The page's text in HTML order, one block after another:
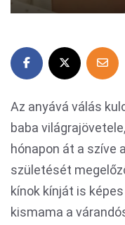
Az anyává válás
baba
hónapon át a szíve
születését
kínok kínját is
kismama a